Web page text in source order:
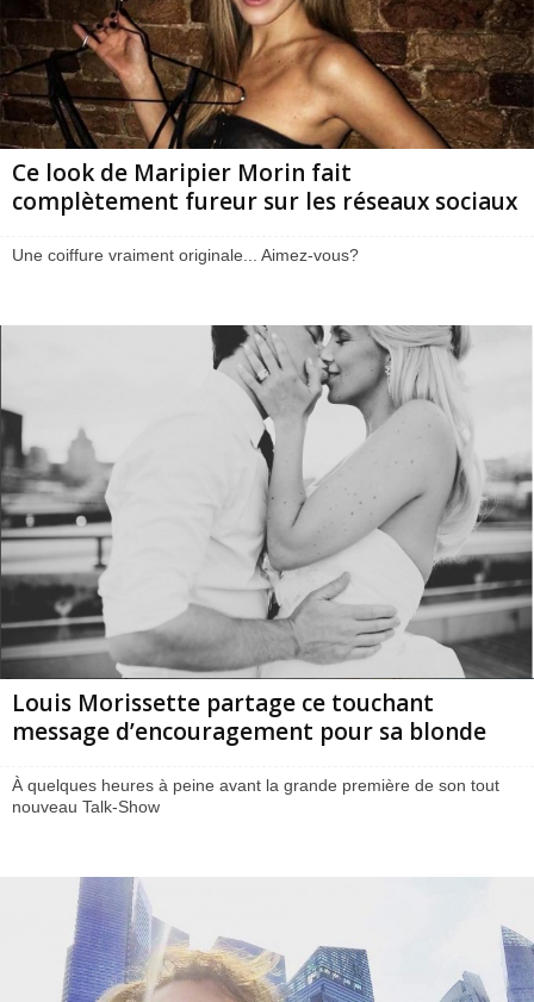
Ce look de Maripier Morin fait
complètement fureur sur les réseaux sociaux
Une coiffure vraiment originale... Aimez-vous?
Louis Morissette partage ce touchant
message d’encouragement pour sa blonde
À quelques heures à peine avant la grande première de son tout
nouveau Talk-Show